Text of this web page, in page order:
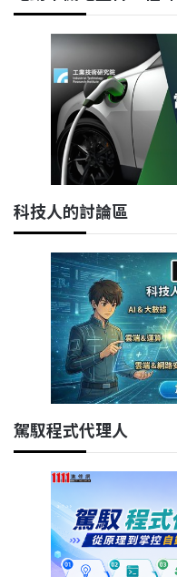
科技人的討論區
駕馭程式代理人